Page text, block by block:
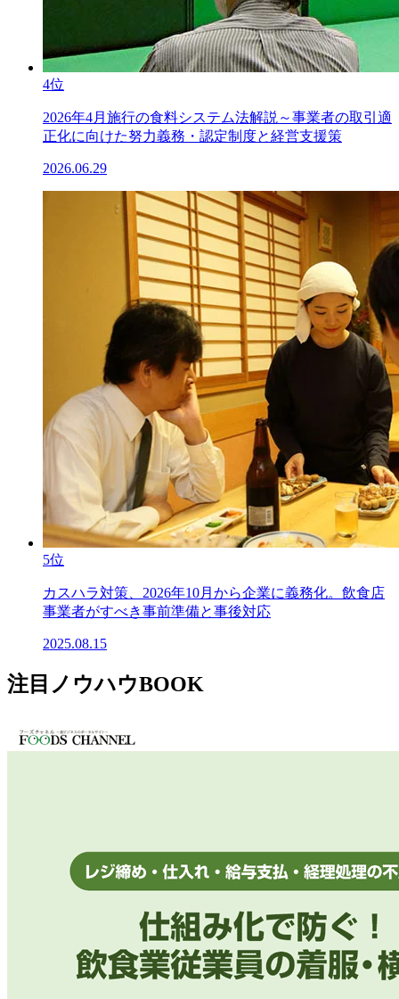
4位
2026年4月施行の食料システム法解説～事業者の取引適
正化に向けた努力義務・認定制度と経営支援策
2026.06.29
5位
カスハラ対策、2026年10月から企業に義務化。飲食店
事業者がすべき事前準備と事後対応
2025.08.15
注目ノウハウBOOK